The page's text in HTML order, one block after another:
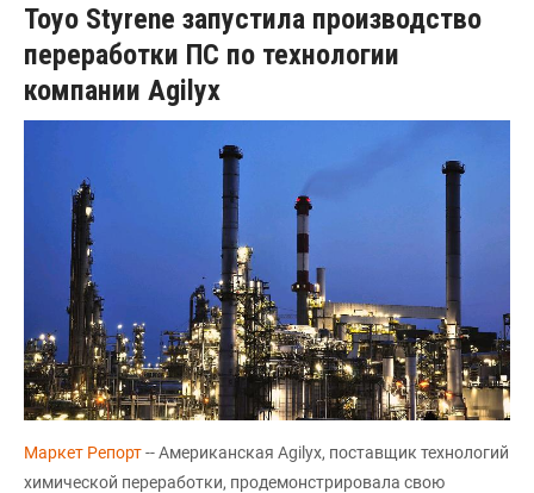
Toyo Styrene запустила производство
переработки ПС по технологии
компании Agilyx
Маркет Репорт-- Американская Agilyx, поставщик технологий
химической переработки, продемонстрировала свою